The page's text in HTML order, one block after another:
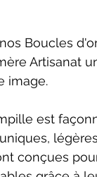
Boucles
Artisanat
image.
est
conçues